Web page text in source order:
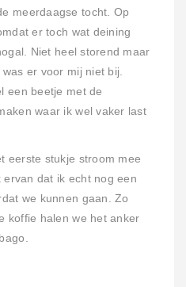
meerdaagse tocht. Op
er toch wat deining
Niet heel storend maar
er voor mij niet bij.
een beetje met de
waar ik wel vaker last
eerste stukje stroom mee
dat ik echt nog een
we kunnen gaan. Zo
koffie halen we het anker